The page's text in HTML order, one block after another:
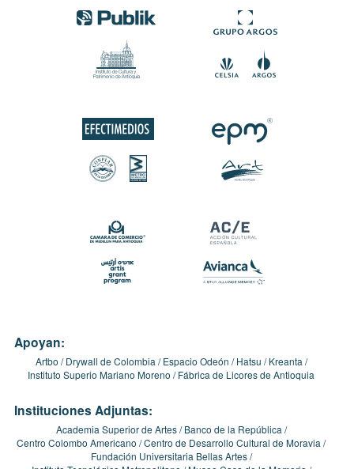
Apoyan:
Artbo Drywall de Colombia Espacio Odeón Hatsu
Kreanta
Instituto Superio Mariano Moreno
Fábrica de Licores de Antioquia
Instituciones Adjuntas:
Academia Superior de Artes
Banco de la República
Centro Colombo Americano Centro de Desarrollo Cultural de Moravia
Fundación Universitaria Bellas Artes